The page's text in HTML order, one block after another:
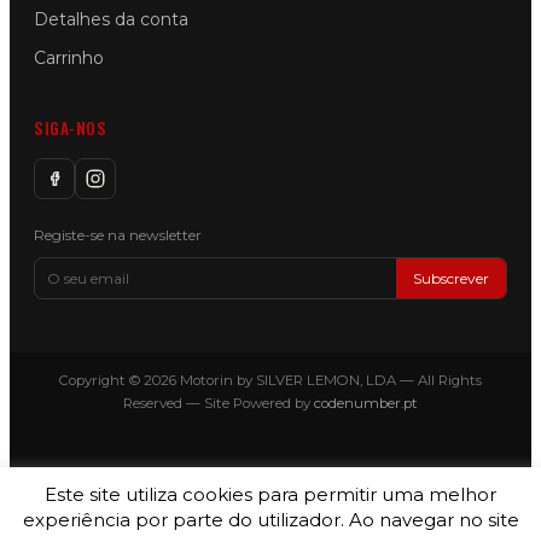
Detalhes da conta
Carrinho
SIGA-NOS
Registe-se na newsletter
Subscrever
Copyright © 2026 Motorin by SILVER LEMON, LDA — All Rights
Reserved — Site Powered by codenumber.pt
Este site utiliza cookies para permitir uma melhor
experiência por parte do utilizador. Ao navegar no site